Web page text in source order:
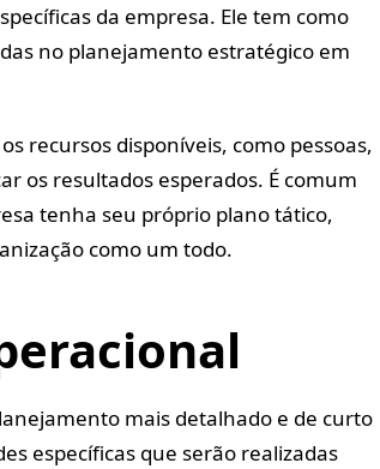
da empresa. Ele tem como
no planejamento estratégico em
recursos disponíveis, como pessoas,
os resultados esperados. É comum
tenha seu próprio plano tático,
como um todo.
mais detalhado e de curto
específicas que serão realizadas